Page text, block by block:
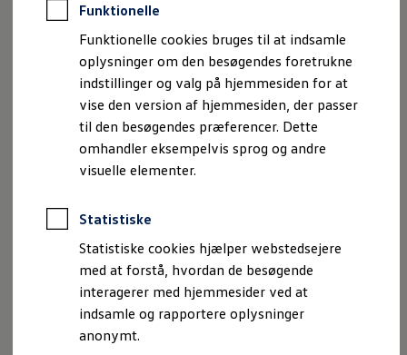
Funktionelle
Funktionelle cookies bruges til at indsamle
oplysninger om den besøgendes foretrukne
indstillinger og valg på hjemmesiden for at
vise den version af hjemmesiden, der passer
til den besøgendes præferencer. Dette
omhandler eksempelvis sprog og andre
visuelle elementer.
Statistiske
Statistiske cookies hjælper webstedsejere
med at forstå, hvordan de besøgende
interagerer med hjemmesider ved at
indsamle og rapportere oplysninger
anonymt.
Book en prøvetur
Bestil et tilbud
Brugte biler
Pendlerleasing
Budgetberegner
Firmabil
Vejen til en ny Volkswagen
Online Privatleasing
Finansiering og forsikring
Volkswagen Forsikring
Volkswagen Finansiering
Ejere og services
Book tid på værkstedet
Service
Serviceabonnementer
Service 5+
Service på elbiler
Prismatch
Fordele ved autoriseret værksted
Brugbar information
Du kan eksempelvis kontrollere den resterende rækkevidde,
eller om lyset er slukket, samt om døre og ruder er lukket.
Volkswagenappenog onlinetjenesterne fra VW
har du det fulde overblik over din bil, både
derhjemme og på farten.
Juridisk information
Handelsbetingelser
Volkswagen AG (Kolofon og juridiske tekster)
Oplysninger om tilgængelighed